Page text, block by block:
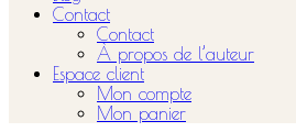
Contact
Contact
À propos de l’auteur
Espace client
Mon compte
Mon panier